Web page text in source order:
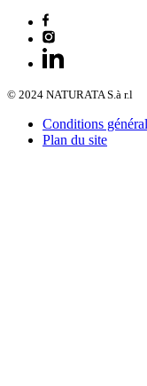
© 2024 NATURATA S.à r.l
Conditions
Plan du site